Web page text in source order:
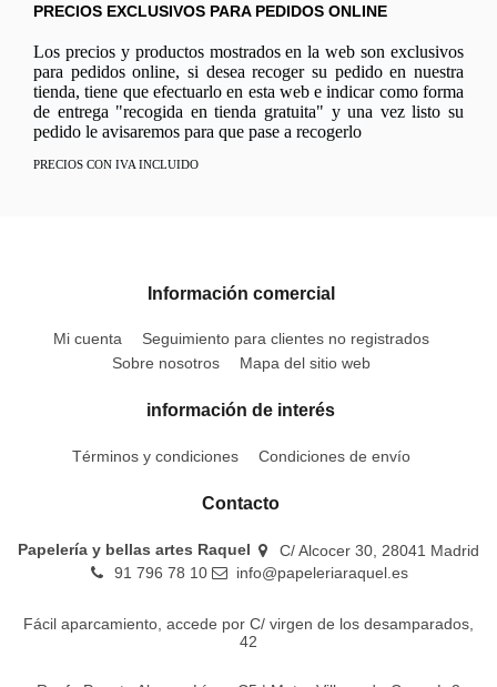
PRECIOS EXCLUSIVOS PARA PEDIDOS ONLINE
Los precios y productos mostrados en la web son exclusivos
para pedidos online, si desea recoger su pedido en nuestra
tienda, tiene que efectuarlo en esta web e indicar como forma
de entrega "recogida en tienda gratuita" y una vez listo su
pedido le avisaremos para que pase a recogerlo
PRECIOS CON IVA INCLUIDO
Información comercial
Mi cuenta
Seguimiento para clientes no registrados
Sobre nosotros
Mapa del sitio web
información de interés
Términos y condiciones Condiciones de envío
Contacto
Papelería y bellas artes Raquel
C/ Alcocer 30, 28041 Madrid
91 796 78 10
info@papeleriaraquel.es
Fácil aparcamiento, accede por C/ virgen de los desamparados,
42